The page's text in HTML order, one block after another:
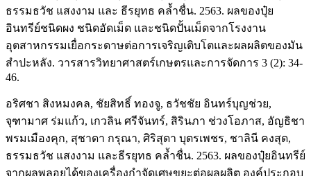
ธรรมธวัช แสงงาม และ ธีรยุทธ คล้ำชื่น. 2563. ผลของปุ๋ย
อินทรีย์ชนิดผง ชนิดอัดเม็ด และชนิดปั้นเม็ดจากโรงงาน
อุตสาหกรรมเยื่อกระดาษต่อการเจริญเติบโตและผลผลิตของมัน
สำปะหลัง. วารสารวิทยาศาสตร์เกษตรและการจัดการ 3 (2): 34-
46.
อริศชา สิงหมงคล, ชัยสิทธิ์ ทองจู, ธวัชชัย อินทร์บุญช่วย,
จุฑามาศ ร่มแก้ว, เกวลิน ศรีจันทร์, สิรินภา ช่วงโอภาส, อัญธิชา
พรมเมืองคุก, สุชาดา กรุณา, ศิริสุดา บุตรเพชร, ชาลินี คงสุด,
ธรรมธวัช แสงงาม และธีรยุทธ คล้ำชื่น. 2563. ผลของปุ๋ยอินทรีย์
จากผลพลอยได้ของเครื่องกำจัดเศษขยะต่อผลผลิต องค์ประกอบ